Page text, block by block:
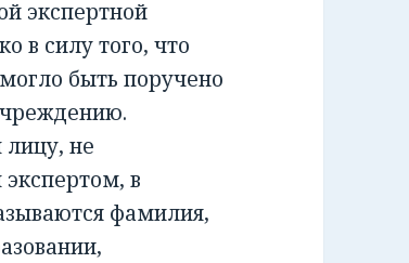
экспертной
в силу того, что
быть поручено
не
в
фамилия,